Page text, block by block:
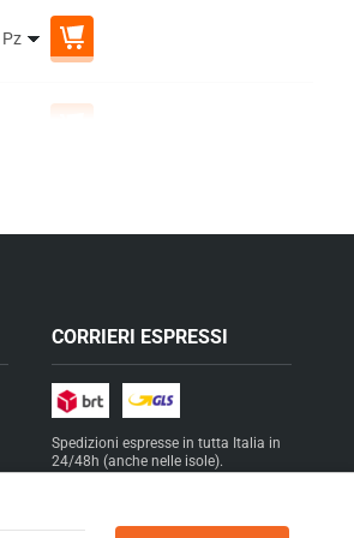
CORRIERI ESPRESSI
Spedizioni espresse intutta Italia in
24/48h (anche nelle isole).